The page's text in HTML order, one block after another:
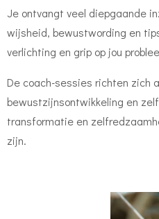
Je ontvangt veel diepgaande
wijsheid, bewustwording en
verlichting en grip op jou
De coach-sessies richten zich
bewustzijnsontwikkeling en
transformatie en
zijn.